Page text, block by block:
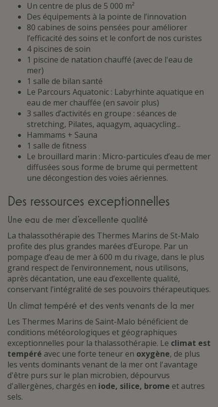
Un centre de plus de 5 000 m²
Des équipements à la pointe de l’innovation
80 cabines de soins pensées pour améliorer
l’efficacité des soins et le confort de nos curistes
4 piscines de soin
1 piscine de natation chauffé (avec de l'eau de
mer)
1 salle de bilan santé
Le Parcours Aquatonic : Labyrhinte aquatique en
eau de mer chauffée (en savoir plus)
3 salles d’activités en groupe : séances de
stretching, Pilates, aquagym, aquacycling...
Hammams + Sauna
1 salle de fitness
Le brouillard marin : Micro-particules d’eau de mer
diffusées sous forme de brume qui permettent
une décongestion des voies aériennes.
Des ressources exceptionnelles
Une eau de mer d’excellente qualité
La thalassothérapie des Thermes Marins de St-Malo
profite des plus grandes marées d’Europe. Par un
pompage d’eau de mer à 600 m du rivage, dans le plus
grand respect de l’environnement, nous utilisons,
après décantation, une eau d’excellente qualité,
conservant l’intégralité de ses pouvoirs thérapeutiques.
Un climat tempéré et des vents venants de la mer
Les Thermes Marins de Saint-Malo bénéficient de
conditions météorologiques et géographiques
exceptionnelles pour la thalassothérapie. Le climat est
tempéré avec une forte teneur en oxygène, de plus
les vents dominants venant de la mer ont l'avantage
d'être purs sur le plan microbien, dépourvus
d'allergènes, chargés en iode, silice, brome et autres
sels.